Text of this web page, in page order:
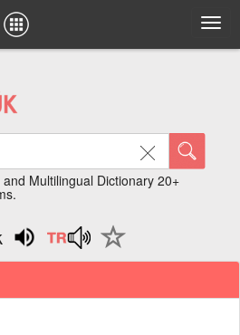
Multilingual Dictionary 20+